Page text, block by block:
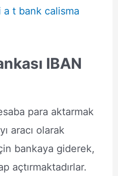
IBAN
para aktarmak
aracı olarak
bankaya giderek,
açtırmaktadırlar.